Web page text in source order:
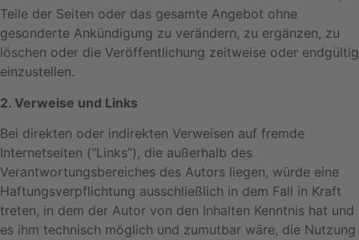
Teile der Seiten oder das gesamte Angebot ohne
gesonderte Ankündigung zu verändern, zu ergänzen, zu
löschen oder die Veröffentlichung zeitweise oder endgültig
einzustellen.
2. Verweise und Links
Bei direkten oder indirekten Verweisen auf fremde
Internetseiten (“Links”), die außerhalb des
Verantwortungsbereiches des Autors liegen, würde eine
Haftungsverpflichtung ausschließlich in dem Fall in Kraft
treten, in dem der Autor von den Inhalten Kenntnis hat und
es ihm technisch möglich und zumutbar wäre, die Nutzung